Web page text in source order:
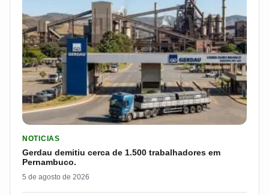
NOTICIAS
Gerdau demitiu cerca de 1.500 trabalhadores em
Pernambuco.
5 de agosto de 2026